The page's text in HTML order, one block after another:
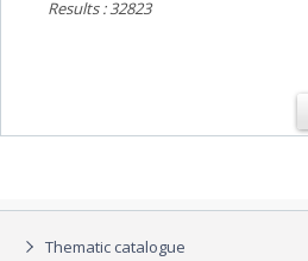
Results : 32823
Thematic catalogue